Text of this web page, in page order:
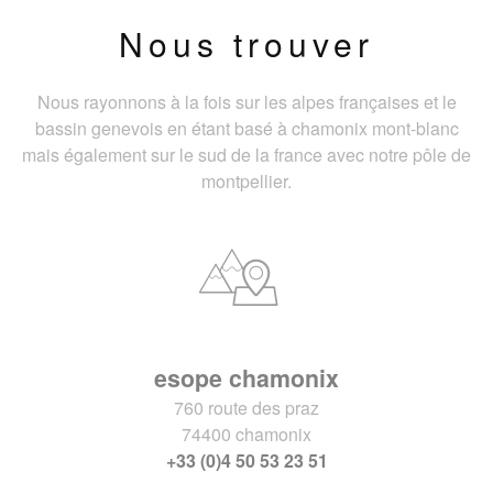
Nous trouver
Nous rayonnons à la fois sur les alpes françaises et le
bassin genevois en étant basé à chamonix mont-blanc
mais également sur le sud de la france avec notre pôle de
montpellier.
esope chamonix
760 route des praz
74400 chamonix
+33 (0)4 50 53 23 51